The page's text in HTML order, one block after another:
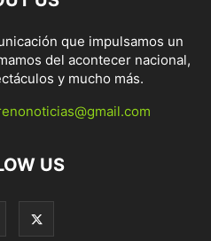
que impulsamos un
del acontecer nacional,
y mucho más.
US